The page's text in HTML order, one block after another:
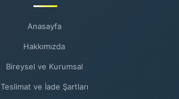
Anasayfa
Hakkımızda
Bireysel ve Kurumsal
Teslimat ve İade Şartları